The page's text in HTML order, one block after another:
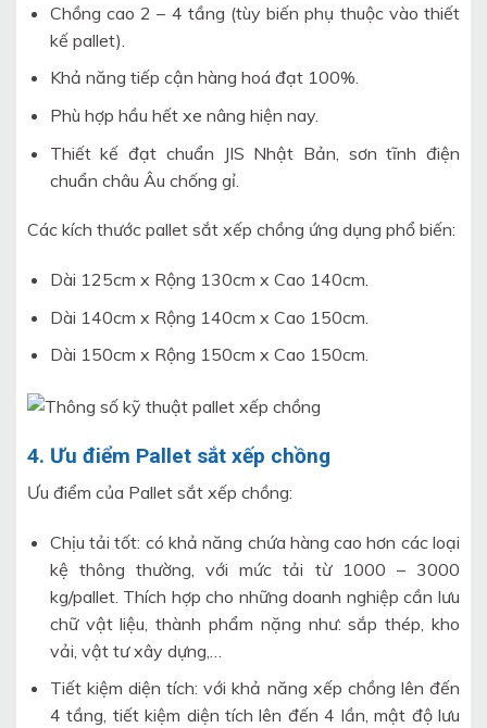
Chồng cao 2 – 4 tầng (tùy biến phụ thuộc vào thiết
kế pallet).
Khả năng tiếp cận hàng hoá đạt 100%.
Phù hợp hầu hết xe nâng hiện nay.
Thiết kế đạt chuẩn JIS Nhật Bản, sơn tĩnh điện
chuẩn châu Âu chống gỉ.
Các kích thước pallet sắt xếp chồng ứng dụng phổ biến:
Dài 125cm x Rộng 130cm x Cao 140cm.
Dài 140cm x Rộng 140cm x Cao 150cm.
Dài 150cm x Rộng 150cm x Cao 150cm.
4. Ưu điểm Pallet sắt xếp chồng
Ưu điểm của Pallet sắt xếp chồng:
Chịu tải tốt: có khả năng chứa hàng cao hơn các loại
kệ thông thường, với mức tải từ 1000 – 3000
kg/pallet. Thích hợp cho những doanh nghiệp cần lưu
chữ vật liệu, thành phẩm nặng như: sắp thép, kho
vải, vật tư xây dựng,…
Tiết kiệm diện tích: với khả năng xếp chồng lên đến
4 tầng, tiết kiệm diện tích lên đến 4 lần, mật độ lưu